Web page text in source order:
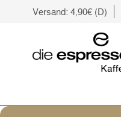
Versand: 4,90€ (D)